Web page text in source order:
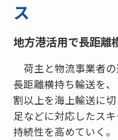
ス
地方港活用で長距離
荷主と物流事業者
長距離横持ち輸送を
割以上を海上輸送に
足などに対応したス
持続性を高めていく。